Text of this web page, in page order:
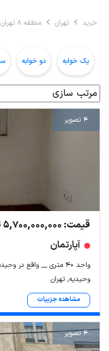
خرید تهران منطقه 8 تهران
یک خوابه دو خوابه
4 تصویر
قیمت: 5,700,000,000 تومان
آپارتمان
واحد ۴۰ متری __ واقع در وحیدیه
وحیدیه, تهران
مشاهده جزییات
4 تصویر